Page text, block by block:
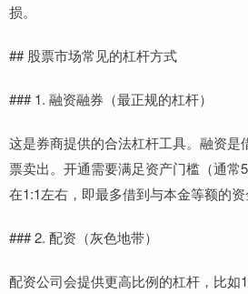
损。
## 股票市场常见的杠杆方式
### 1. 融资融券（最正规的杠杆）
这是券商提供的合法杠杆工具。融资是
票卖出。开通需要满足资产门槛（通常
在1:1左右，即最多借到与本金等额的资
### 2. 配资（灰色地带）
配资公司会提供更高比例的杠杆，比如